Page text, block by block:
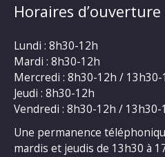
Horaires
Lundi : 8h30-12h
Mardi : 8h30-12h
Mercredi : 8h30-12h / 13h30-
Jeudi : 8h30-12h
Vendredi : 8h30-12h / 13h30-
Une permanence
mardis et jeudis de 13h30 à